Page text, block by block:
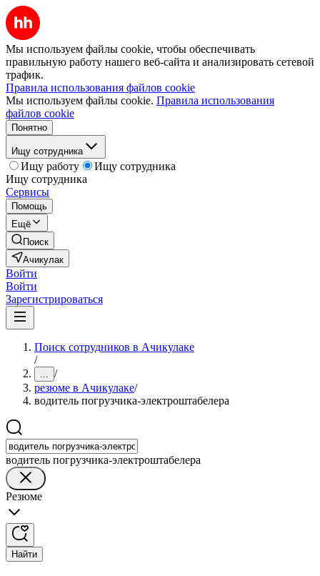
Мы используем файлы cookie, чтобы обеспечивать
правильную работу нашего веб-сайта и анализировать сетевой
трафик.
Правила использования файлов cookie
Мы используем файлы cookie. Правила использования
файлов cookie
Понятно
Ищу сотрудника
Ищу работу
Ищу сотрудника
Ищу сотрудника
Сервисы
Помощь
Ещё
Поиск
Ачикулак
Войти
Войти
Зарегистрироваться
Поиск сотрудников в Ачикулаке
/
... /
резюме в Ачикулаке/
водитель погрузчика-электроштабелера
водитель погрузчика-электроштабелера
Резюме
Найти